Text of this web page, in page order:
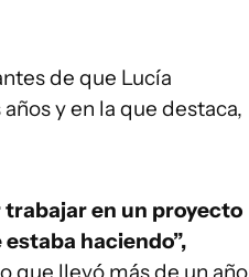
de que Lucía
y en la que destaca,
trabajar en un proyecto
haciendo”,